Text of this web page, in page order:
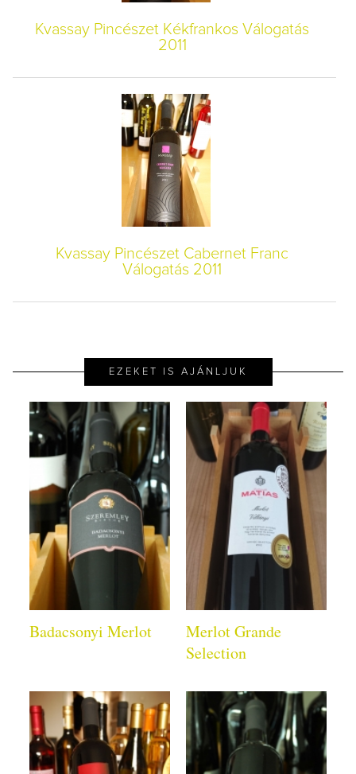
Kvassay Pincészet Kékfrankos Válogatás
2011
Kvassay Pincészet Cabernet Franc
Válogatás 2011
EZEKET IS AJÁNLJUK
Badacsonyi Merlot
Merlot Grande
Selection